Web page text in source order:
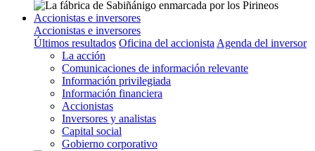
Accionistas e inversores
Accionistas e inversores
Últimos resultados Oficina del accionista Agenda del inversor
La acción
Comunicaciones de información relevante
Información privilegiada
Información financiera
Accionistas
Inversores y analistas
Capital social
Gobierno corporativo